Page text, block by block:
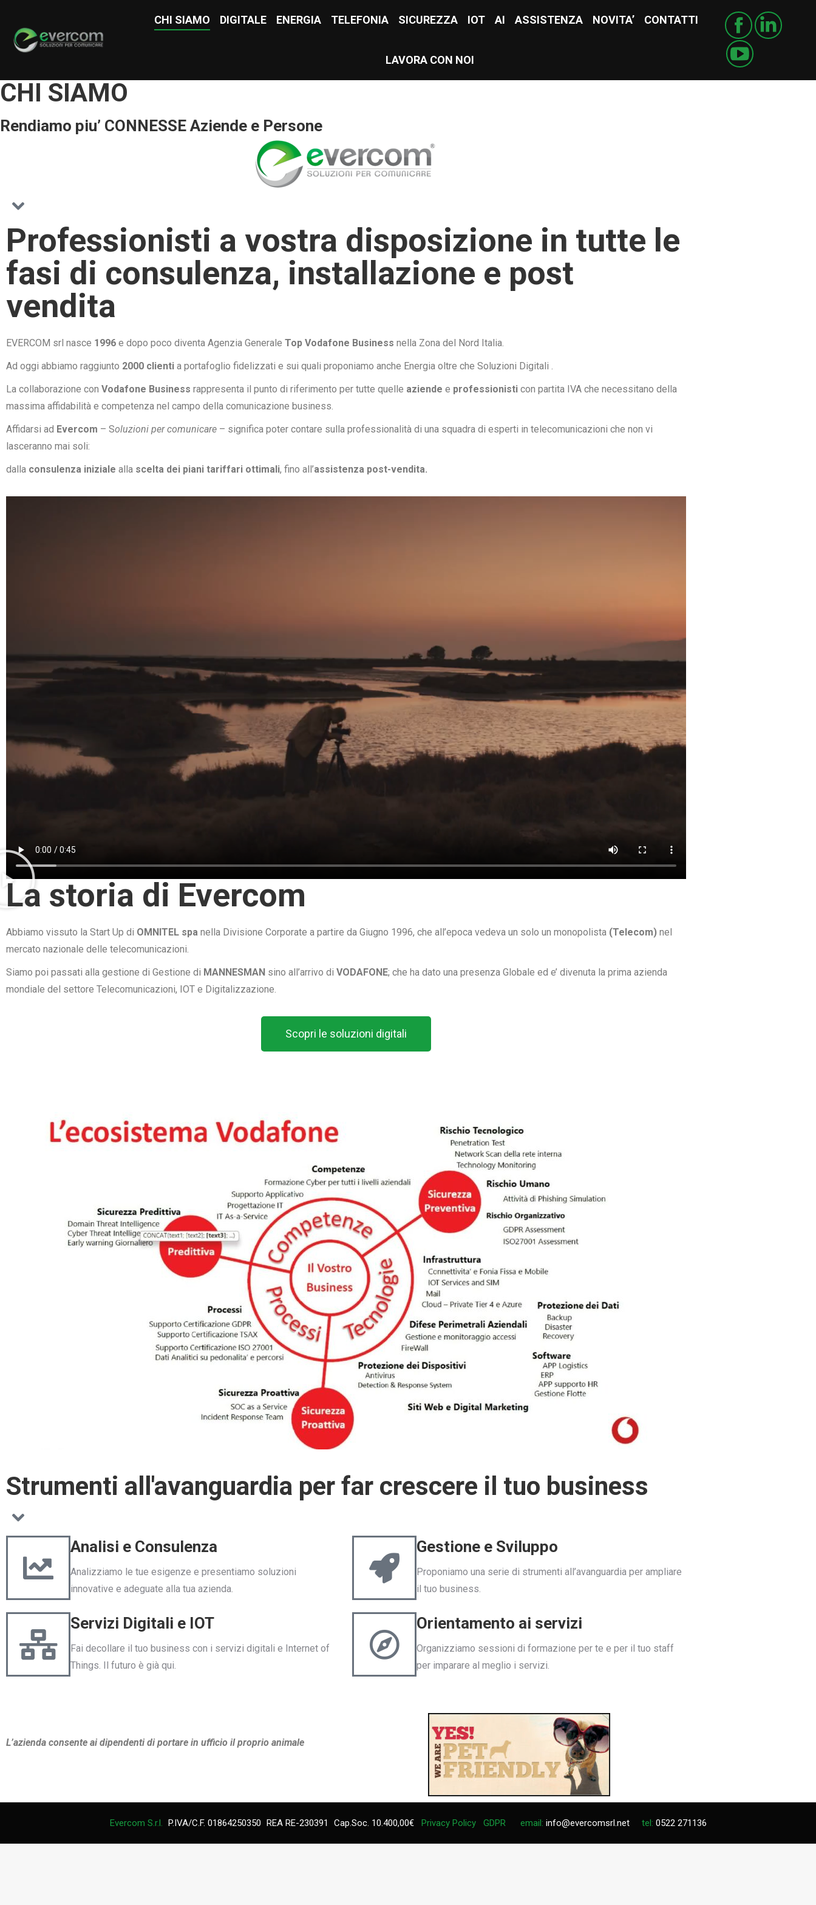
CHI SIAMO DIGITALE ENERGIA TELEFONIA SICUREZZA IOT AI ASSISTENZA NOVITA’ CONTATTI
LAVORA CON NOI
CHI SIAMO
Rendiamo piu’ CONNESSE Aziende e Persone
Professionisti a vostra disposizione in tutte le
fasi di consulenza, installazione e post
vendita
EVERCOM srl nasce 1996 e dopo poco diventa Agenzia Generale Top Vodafone Business nella Zona del Nord Italia.
Ad oggi abbiamo raggiunto 2000 clienti a portafoglio fidelizzati e sui quali proponiamo anche Energia oltre che Soluzioni Digitali .
La collaborazione con Vodafone Business rappresenta il punto di riferimento per tutte quelle aziende e professionisti con partita IVA che necessitano della
massima affidabilità e competenza nel campo della comunicazione business.
Affidarsi ad Evercom – Soluzioni per comunicare – significa poter contare sulla professionalità di una squadra di esperti in telecomunicazioni che non vi
lasceranno mai soli:
dalla consulenza iniziale alla scelta dei piani tariffari ottimali, fino all’assistenza post-vendita.
La storia di Evercom
Abbiamo vissuto la Start Up di OMNITEL spa nella Divisione Corporate a partire da Giugno 1996, che all’epoca vedeva un solo un monopolista (Telecom) nel
mercato nazionale delle telecomunicazioni.
Siamo poi passati alla gestione di Gestione di MANNESMAN sino all’arrivo di VODAFONE; che ha dato una presenza Globale ed e’ divenuta la prima azienda
mondiale del settore Telecomunicazioni, IOT e Digitalizzazione.
Scopri le soluzioni digitali
Strumenti all'avanguardia per far crescere il tuo business
Analisi e Consulenza
Analizziamo le tue esigenze e presentiamo soluzioni
innovative e adeguate alla tua azienda.
Servizi Digitali e IOT
Fai decollare il tuo business con i servizi digitali e Internet of
Things. Il futuro è già qui.
Gestione e Sviluppo
Proponiamo una serie di strumenti all’avanguardia per ampliare
il tuo business.
Orientamento ai servizi
Organizziamo sessioni di formazione per te e per il tuo staff
per imparare al meglio i servizi.
L’azienda consente ai dipendenti di portare in ufficio il proprio animale
Evercom S.r.l. P.IVA/C.F. 01864250350 REA RE-230391 Cap.Soc. 10.400,00€ Privacy Policy GDPR email: info@evercomsrl.net tel: 0522 271136
CHI SIAMO DIGITALE ENERGIA TELEFONIA SICUREZZA IOT AI ASSISTENZA NOVITA’ CONTATTI
LAVORA CON NOI